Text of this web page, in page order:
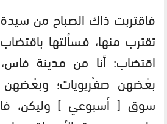
فاقتربت ذاك الصباح من
تقترب منها، فـَسألتها
اقتضاب: أنا من مدينة
بعْـضهن صفـْريويات؛
سوق [ أسبوعي ] وليكن،